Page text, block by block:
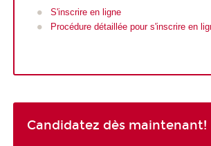
S'inscrire en ligne
Procédure détaillée pour s'inscrire en
Candidatez dès maintenant!